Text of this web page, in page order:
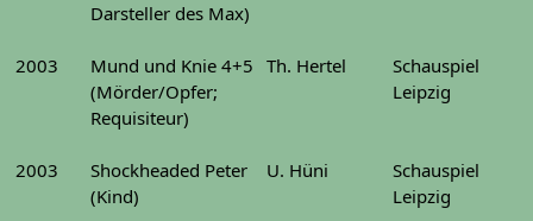
Darsteller des Max)
2003
Mund und Knie 4+5
(Mörder/Opfer;
Requisiteur)
Th. Hertel
Schauspiel
Leipzig
2003
Shockheaded Peter
(Kind)
U. Hüni
Schauspiel
Leipzig